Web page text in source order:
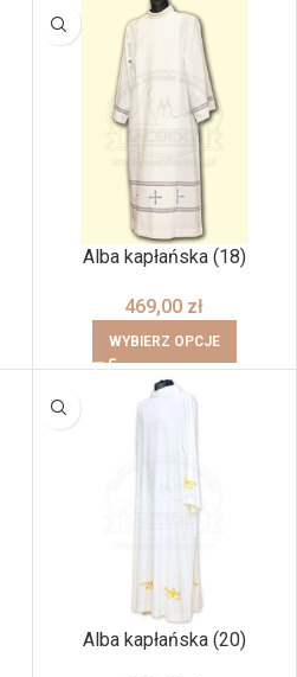
Alba kapłańska (18)
469,00 zł
WYBIERZ OPCJE
Alba kapłańska (20)